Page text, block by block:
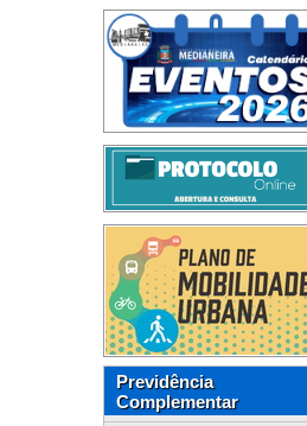
Previdência
Complementar